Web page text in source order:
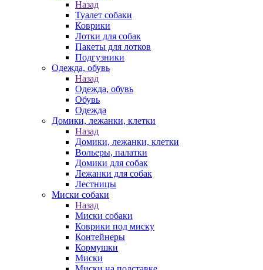
Назад
Туалет собаки
Коврики
Лотки для собак
Пакеты для лотков
Подгузники
Одежда, обувь
Назад
Одежда, обувь
Обувь
Одежда
Домики, лежанки, клетки
Назад
Домики, лежанки, клетки
Вольеры, палатки
Домики для собак
Лежанки для собак
Лестницы
Миски собаки
Назад
Миски собаки
Коврики под миску
Контейнеры
Кормушки
Миски